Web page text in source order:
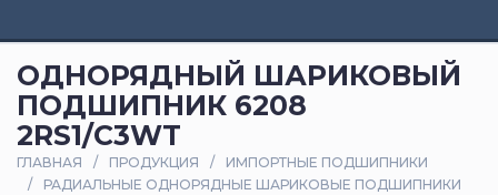
и
статьи
Оплата
и
доставка
ОДНОРЯДНЫЙ ШАРИКОВЫЙ
ПОДШИПНИК 6208
2RS1/C3WT
ГЛАВНАЯ ПРОДУКЦИЯ
ИМПОРТНЫЕ ПОДШИПНИКИ
РАДИАЛЬНЫЕ ОДНОРЯДНЫЕ ШАРИКОВЫЕ ПОДШИПНИКИ